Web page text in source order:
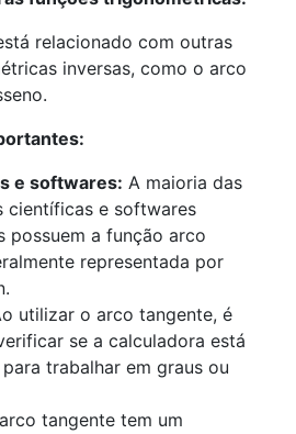
relacionado com outras
inversas, como o arco
e softwares: A maioria das
científicas e softwares
possuem a função arco
representada por
utilizar o arco tangente, é
se a calculadora está
trabalhar em graus ou
tangente tem um